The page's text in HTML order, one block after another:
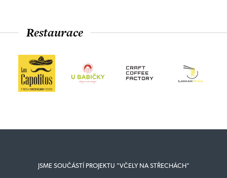
Restaurace
JSME SOUČÁSTÍ PROJEKTU "VČELY NA STŘECHÁCH"